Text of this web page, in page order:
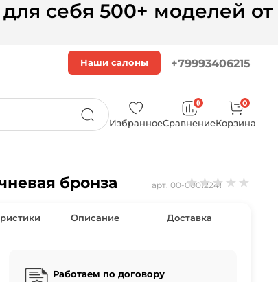
себя 500+ моделей от
Наши салоны +79993406215
Избранное
0
Сравнение
0
Корзина
бронза арт. 00-00012241
★★★ ★ ★
Описание Доставка
Работаем по договору